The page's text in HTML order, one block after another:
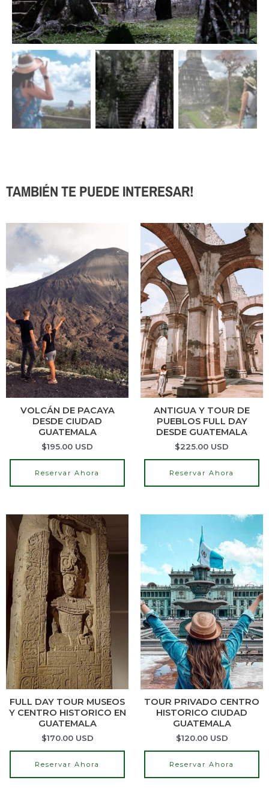
TAMBIÉN TE PUEDE INTERESAR!
VOLCÁN DE PACAYA
DESDE CIUDAD
GUATEMALA
$195.00 USD
Reservar Ahora
ANTIGUA Y TOUR DE
PUEBLOS FULL DAY
DESDE GUATEMALA
$225.00 USD
Reservar Ahora
FULL DAY TOUR MUSEOS
Y CENTRO HISTORICO EN
GUATEMALA
$170.00USD
Reservar Ahora
TOUR PRIVADO CENTRO
HISTORICO CIUDAD
GUATEMALA
$120.00USD
Reservar Ahora